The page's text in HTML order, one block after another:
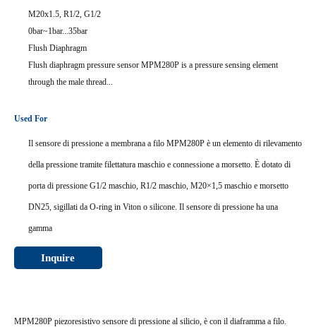
M20x1.5, R1/2, G1/2
0bar~1bar...35bar
Flush Diaphragm
Flush diaphragm pressure sensor MPM280P is a pressure sensing element
through the male thread...
Used For
Il sensore di pressione a membrana a filo MPM280P è un elemento di rilevamento
della pressione tramite filettatura maschio e connessione a morsetto. È dotato di
porta di pressione G1/2 maschio, R1/2 maschio, M20×1,5 maschio e morsetto
DN25, sigillati da O-ring in Viton o silicone. Il sensore di pressione ha una
gamma
Inquire
MPM280P piezoresistivo sensore di pressione al silicio, è con il diaframma a filo.